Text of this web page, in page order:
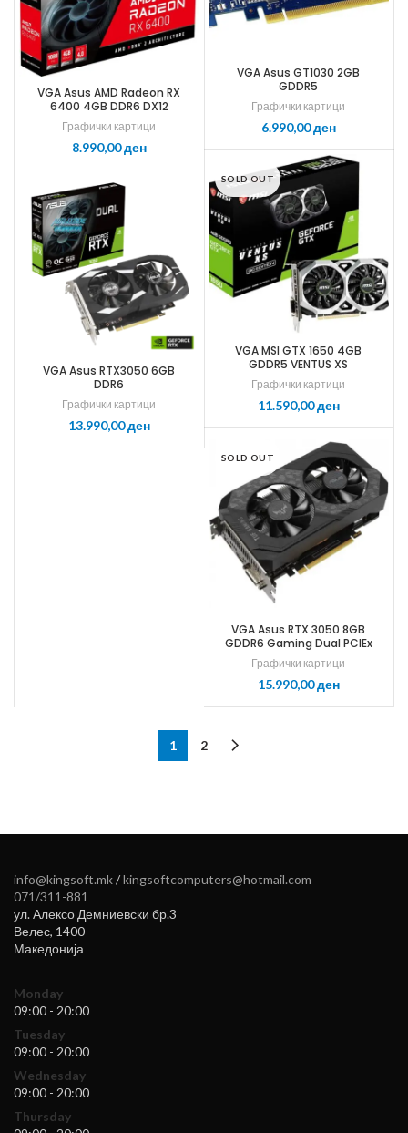
VGA Asus GT1030 2GB
GDDR5
Графички картици
ден
VGA Asus AMD Radeon RX
6400 4GB DDR6 DX12
Графички картици
ден
SOLD OUT
VGA MSI GTX 1650 4GB
GDDR5 VENTUS XS
Графички картици
ден
VGA Asus RTX3050 6GB
DDR6
Графички картици
ден
SOLD OUT
VGA Asus RTX 3050 8GB
GDDR6 Gaming Dual PCIEx
Графички картици
ден
1 2
info@kingsoft.mk/kingsoftcomputers@hotmail.com
071/311-881
ул. Алексо Демниевски бр.3
Велес, 1400
Македонија
Monday
09:00 - 20:00
Tuesday
09:00 - 20:00
Wednesday
09:00 - 20:00
Thursday